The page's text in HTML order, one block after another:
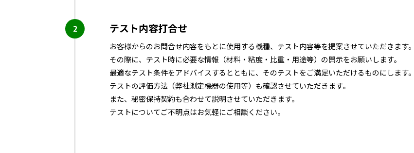
テスト内容打合せ
お客様からのお問合せ内容をもとに使用する機種、テスト内容等を提案させていただきます。
その際に、テスト時に必要な情報（材料・粘度・比重・用途等）の開示をお願いします。
最適なテスト条件をアドバイスするとともに、そのテストをご満足いただけるものにします。
テストの評価方法（弊社測定機器の使用等）も確認させていただきます。
また、秘密保持契約も合わせて説明させていただきます。
テストについてご不明点はお気軽にご相談ください。